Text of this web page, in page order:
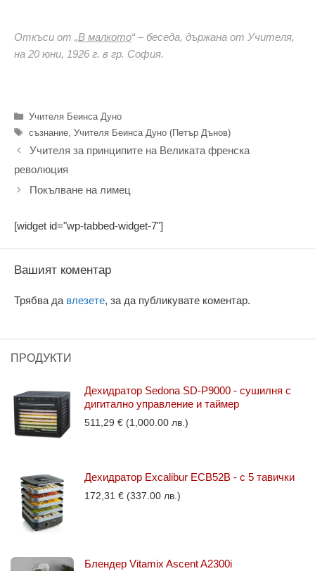
Откъси от „В малкото“ – беседа, държана от Учителя,
на 20 юни, 1926 г. в гр. София.
Категории
Учителя Беинса Дуно
Етикети
съзнание, Учителя Беинса Дуно (Петър Дънов)
Учителя за принципите на Великата френска
революция
Покълване на лимец
[widget id="wp-tabbed-widget-7"]
Вашият коментар
Трябва да влезете, за да публикувате коментар.
ПРОДУКТИ
Дехидратор Sedona SD-P9000 - сушилня с
дигитално управление и таймер
511,29 € (1,000.00 лв.)
Дехидратор Excalibur ECB52B - с 5 тавички
172,31 € (337.00 лв.)
Блендер Vitamix Ascent A2300i